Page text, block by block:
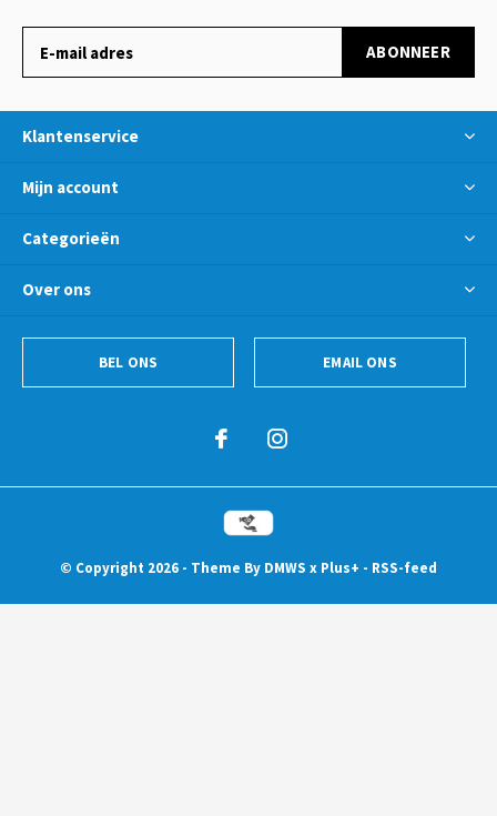
ABONNEER
Klantenservice
Mijn account
Categorieën
Over ons
BEL ONS EMAIL ONS
© Copyright 2026 - Theme By DMWS x Plus+ - RSS-feed